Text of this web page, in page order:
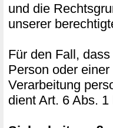
und die
unserer
Für den Fall,
Person oder
Verarbeitung
dient Art. 6 Abs.